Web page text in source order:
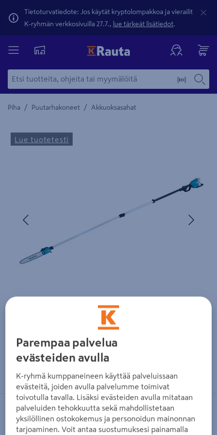
Tietoturvatiedote: Jos käytät kryptolompakkoa ja vierailit
K-ryhmän verkkosivuilla 27.7., lue tärkeät lisätiedot.
Piha / Puutarhakoneet / Akkuoksasahat
Yksityiskohtainen kuvaus löytyy Tuotteen kuvaus -
Lue tuotetesti
Zoomaa kuvaa sormilla kosketusnäytöllä
Akkuketjusaha Makita DUA301Z
MAKITA
Parempaa palvelua
evästeiden avulla
K-ryhmä kumppaneineen käyttää palveluissaan
evästeitä, joiden avulla palvelumme toimivat
toivotulla tavalla. Lisäksi evästeiden avulla mitataan
palveluiden tehokkuutta sekä mahdollistetaan
yksilöllinen ostokokemus ja personoidun mainonnan
tarjoaminen. Voit antaa suostumuksesi painamalla